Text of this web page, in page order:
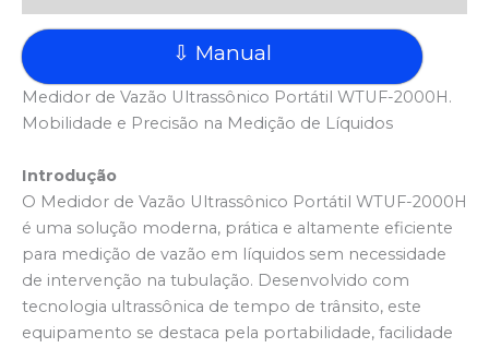
⇩ Manual
Medidor de Vazão Ultrassônico Portátil WTUF-2000H.
Mobilidade e Precisão na Medição de Líquidos
Introdução
O Medidor de Vazão Ultrassônico Portátil WTUF-2000H
é uma solução moderna, prática e altamente eficiente
para medição de vazão em líquidos sem necessidade
de intervenção na tubulação. Desenvolvido com
tecnologia ultrassônica de tempo de trânsito, este
equipamento se destaca pela portabilidade, facilidade